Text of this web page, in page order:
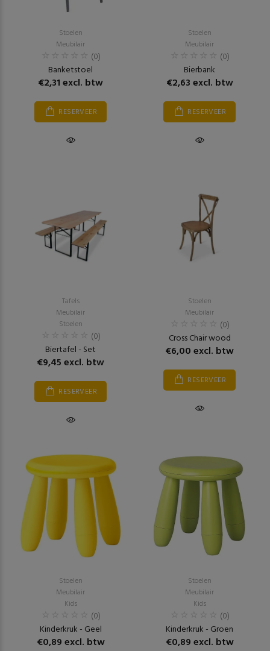
Stoelen
Meubilair
(0)
Banketstoel
€2,31 excl. btw
RESERVEER
Stoelen
Meubilair
(0)
Bierbank
€2,63 excl. btw
RESERVEER
Tafels
Meubilair
Stoelen
(0)
Biertafel - Set
€9,45 excl. btw
RESERVEER
Stoelen
Meubilair
(0)
Cross Chair wood
€6,00 excl. btw
RESERVEER
Stoelen
Meubilair
Kids
(0)
Kinderkruk - Geel
€0,89 excl. btw
Stoelen
Meubilair
Kids
(0)
Kinderkruk - Groen
€0,89 excl. btw